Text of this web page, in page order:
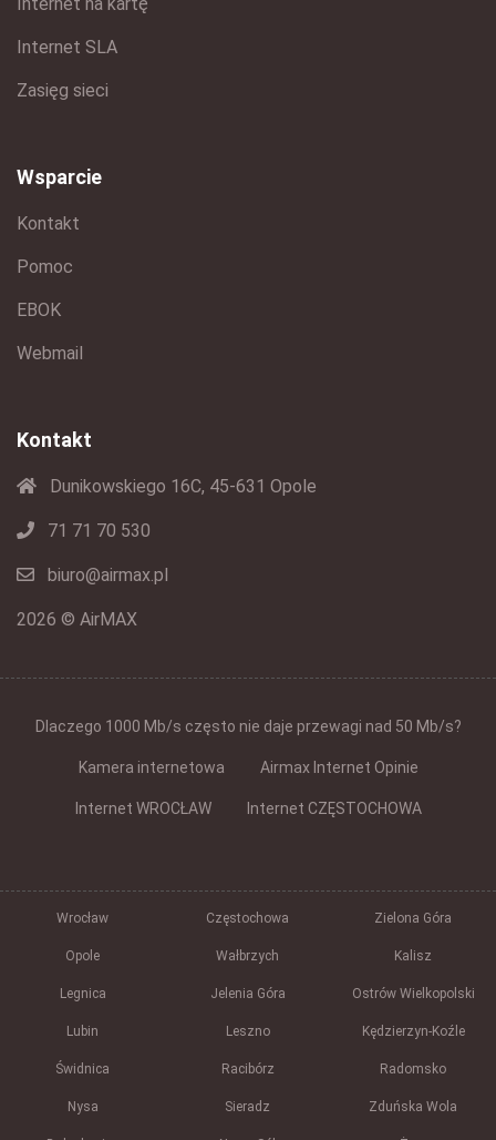
Internet SLA
Zasięg sieci
Wsparcie
Kontakt
Pomoc
EBOK
Webmail
Kontakt
Dunikowskiego 16C, 45-631 Opole
71 71 70 530
biuro@airmax.pl
2026 © AirMAX
Dlaczego 1000 Mb/s często nie daje przewagi nad 50 Mb/s?
Kamera internetowa Airmax Internet Opinie
Internet WROCŁAW Internet CZĘSTOCHOWA
Wrocław Częstochowa Zielona Góra
Opole Wałbrzych Kalisz
Legnica Jelenia Góra Ostrów Wielkopolski
Lubin Leszno Kędzierzyn-Koźle
Świdnica Racibórz Radomsko
Nysa Sieradz Zduńska Wola